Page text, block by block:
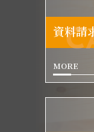
資料請
MORE